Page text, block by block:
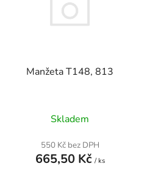
Manžeta T148, 813
Skladem
550 Kč bez DPH
665,50 Kč / ks